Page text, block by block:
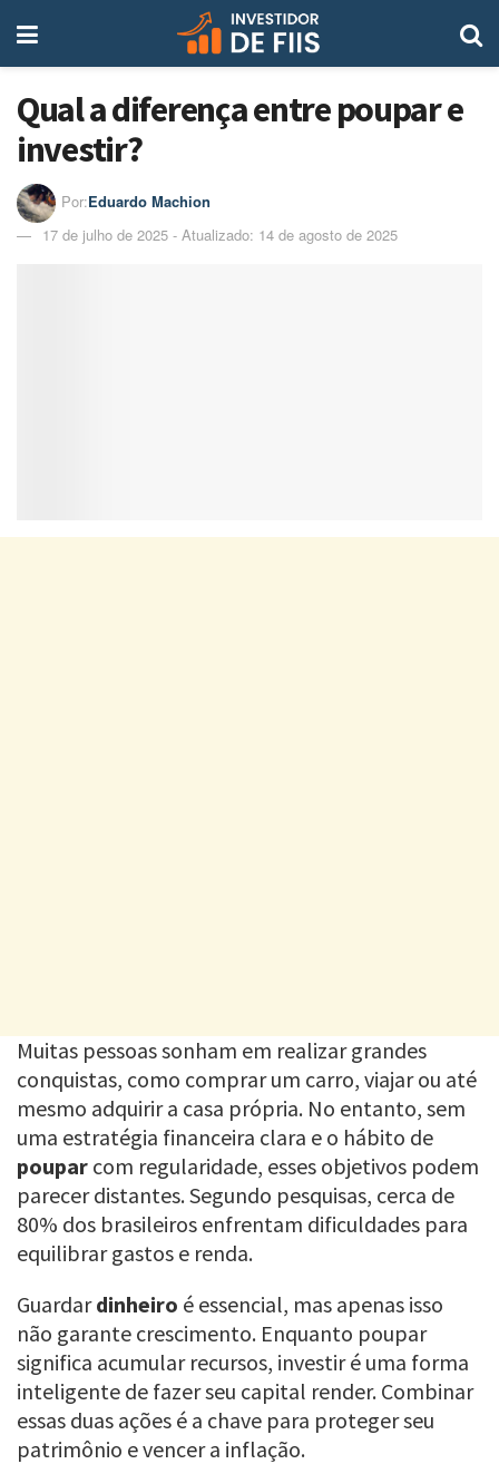
Qual a diferença entre poupar e
investir?
Por:Eduardo Machion
17 de julho de 2025 - Atualizado: 14 de agosto de 2025
Muitas pessoas sonham em realizar grandes
conquistas, como comprar um carro, viajar ou até
mesmo adquirir a casa própria. No entanto, sem
uma estratégia financeira clara e o hábito de
poupar com regularidade, esses objetivos podem
parecer distantes. Segundo pesquisas, cerca de
80% dos brasileiros enfrentam dificuldades para
equilibrar gastos e renda.
Guardardinheiro é essencial, mas apenas isso
não garante crescimento. Enquanto poupar
significa acumular recursos, investir é uma forma
inteligente de fazer seu capital render. Combinar
essas duas ações é a chave para proteger seu
patrimônio e vencer a inflação.